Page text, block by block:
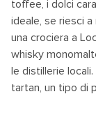
toffee, i dolci
ideale, se riesci a
una crociera a
whisky
le distillerie
tartan, un tipo di